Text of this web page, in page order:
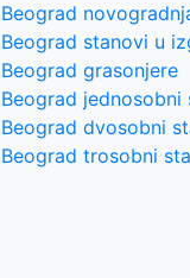
Beograd
Beograd stanovi u
Beograd grasonjere
Beograd jednosobni
Beograd dvosobni
Beograd trosobni